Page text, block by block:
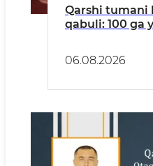
Qarshi tumani
qabuli: 100 ga
06.08.2026